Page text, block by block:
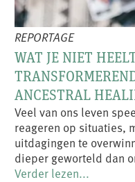
REPORTAGE
WAT JE NIET
ANCESTRAL
Veel van ons leven
reageren op situaties,
uitdagingen te
dieper geworteld dan
Verder lezen...